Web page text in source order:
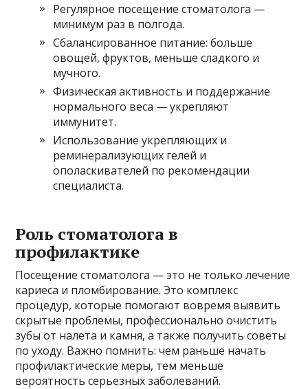
Регулярное посещение стоматолога —
минимум раз в полгода.
Сбалансированное питание: больше
овощей, фруктов, меньше сладкого и
мучного.
Физическая активность и поддержание
нормального веса — укрепляют
иммунитет.
Использование укрепляющих и
реминерализующих гелей и
ополаскивателей по рекомендации
специалиста.
Роль стоматолога в
профилактике
Посещение стоматолога — это не только лечение
кариеса и пломбирование. Это комплекс
процедур, которые помогают вовремя выявить
скрытые проблемы, профессионально очистить
зубы от налета и камня, а также получить советы
по уходу. Важно помнить: чем раньше начать
профилактические меры, тем меньше
вероятность серьезных заболеваний.